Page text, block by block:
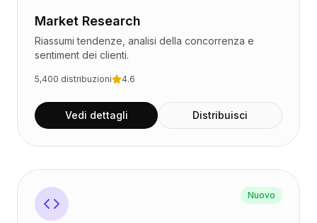
Market Research
Riassumi tendenze, analisi della concorrenza e
sentiment dei clienti.
5,400 distribuzioni 4.6
Vedi dettagli Distribuisci
Nuovo